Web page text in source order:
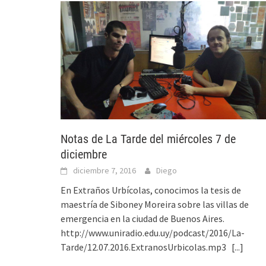
Notas de La Tarde del miércoles 7 de
diciembre
diciembre 7, 2016 Diego
En Extraños Urbícolas, conocimos la tesis de
maestría de Siboney Moreira sobre las villas de
emergencia en la ciudad de Buenos Aires.
http://www.uniradio.edu.uy/podcast/2016/La-
Tarde/12.07.2016.ExtranosUrbicolas.mp3 [...]